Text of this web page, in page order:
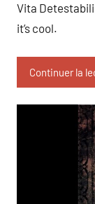
Vita
it’s cool.
Continuer la